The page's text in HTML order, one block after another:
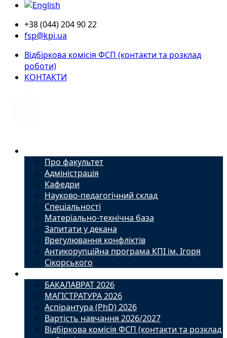
+38 (044) 204 90 22
fsp@kpi.ua
Відбіркова комісія ФСП (контакти та розклад
роботи)
КОНТАКТИ
Про факультет
Адміністрація
Кафедри
Науково-педагогічний склад
Спеціальності
Матеріально-технічна база
Запитати у декана
Врегулювання конфліктів
Антикорупційна програма КПІ ім. Ігоря
Сікорського
БАКАЛАВРАТ 2026
МАГІСТРАТУРА 2026
Аспірантура (PhD) 2026
Вартість навчання 2026/2027
Відбіркова комісія ФСП (контакти та розклад